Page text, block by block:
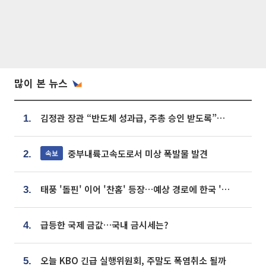
많이 본 뉴스
1. 김정관 장관 “반도체 성과급, 주총 승인 받도록”…상법·자본시장법 개정 시사
2. 속보 중부내륙고속도로서 미상 폭발물 발견
3. 태풍 '돌핀' 이어 '찬홈' 등장…예상 경로에 한국 '한숨'
4. 급등한 국제 금값…국내 금시세는?
5. 오늘 KBO 긴급 실행위원회, 주말도 폭염취소 될까